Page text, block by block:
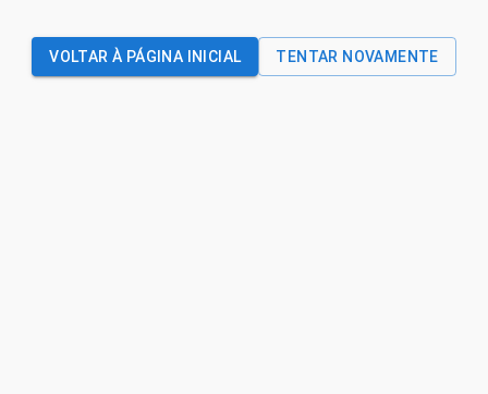
VOLTAR À PÁGINA INICIAL TENTAR NOVAMENTE